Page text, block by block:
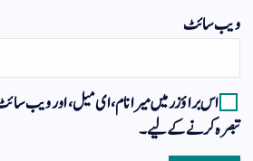
ویب‌ سائٹ
اس براؤزر میں میرا نام، ای میل، اور ویب
تبصرہ کرنے کےلیے۔